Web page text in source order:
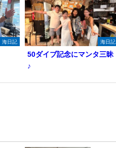
海日記 海日記
50ダイブ記念にマンタ三昧
♪